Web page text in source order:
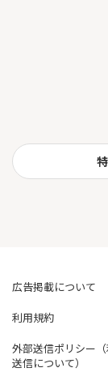
広告掲載について
利用規約
外部送信ポリシー
送信について）